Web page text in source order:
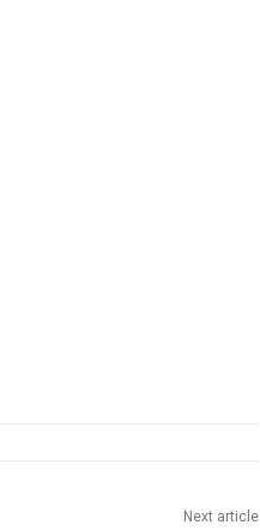
Next article